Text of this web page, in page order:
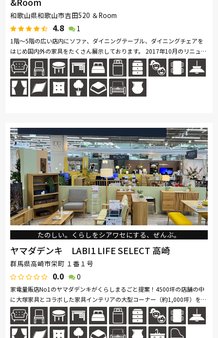
和歌山県和歌山市吉田520 ＆Room
4.8 1
1階～5階の広い店内にソファ、ダイニングテーブル、ダイニングチェアを
はじめ国内外の家具をたくさん展示しております。 2017年10月のリニュー
アルオープンに伴い、新たに観葉植物の販売もスタートしました。
たのしい。くらしをシアワセにする、ぜんぶ。
ヤマダデンキ LABI1 LIFE SELECT 高崎
群馬県高崎市栄町 １番１号
0.0 0
家電量販店No1のヤマダデンキがくらしまるごと提案！4500坪の店舗の中
に大塚家具とコラボした家具インテリアの大型コーナー（約1,000坪）を展
開。ソファ・ベッド・ダイニングなど地域最大級の品揃え。「体感・体
験」...続きを読む